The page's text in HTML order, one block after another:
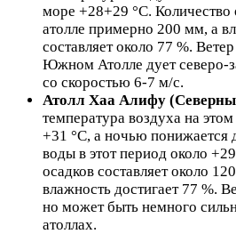
море +28+29 °C. Количество
атолле примерно 200 мм, а
составляет около 77 %.
Южном Атолле дует северо-
со скоростью 6-7 м/с.
Атолл Хаа Алифу
температура воздуха на
+31 °C, а ночью понижается
воды в этот период около
осадков составляет около
влажность достигает 77 %.
но может быть немного
атоллах.